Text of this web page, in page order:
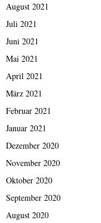
August 2021
Juli 2021
Juni 2021
Mai 2021
April 2021
März 2021
Februar 2021
Januar 2021
Dezember 2020
November 2020
Oktober 2020
September 2020
August 2020